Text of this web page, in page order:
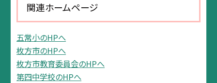
関連ホームページ
五常小のHPへ
枚方市のHPへ
枚方市教育委員会のHPへ
第四中学校のHPへ